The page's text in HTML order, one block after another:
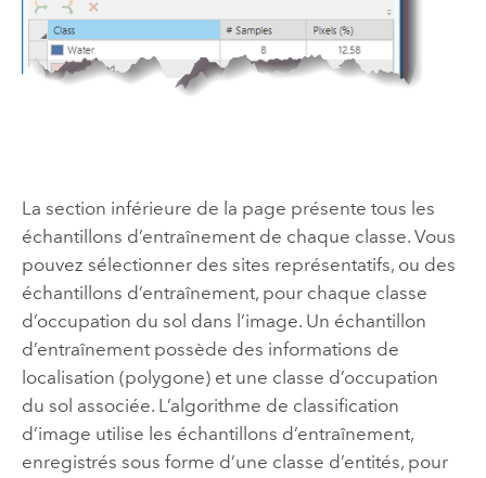
La section inférieure de la page présente tous les
échantillons d’entraînement de chaque classe. Vous
pouvez sélectionner des sites représentatifs, ou des
échantillons d’entraînement, pour chaque classe
d’occupation du sol dans l’image. Un échantillon
d’entraînement possède des informations de
localisation (polygone) et une classe d’occupation
du sol associée. L’algorithme de classification
d’image utilise les échantillons d’entraînement,
enregistrés sous forme d’une classe d’entités, pour